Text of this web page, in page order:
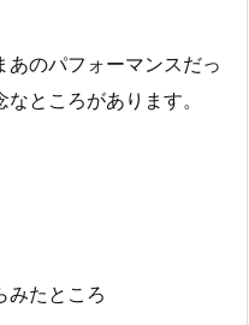
あのパフォーマンスだっ
ところがあります。
たところ